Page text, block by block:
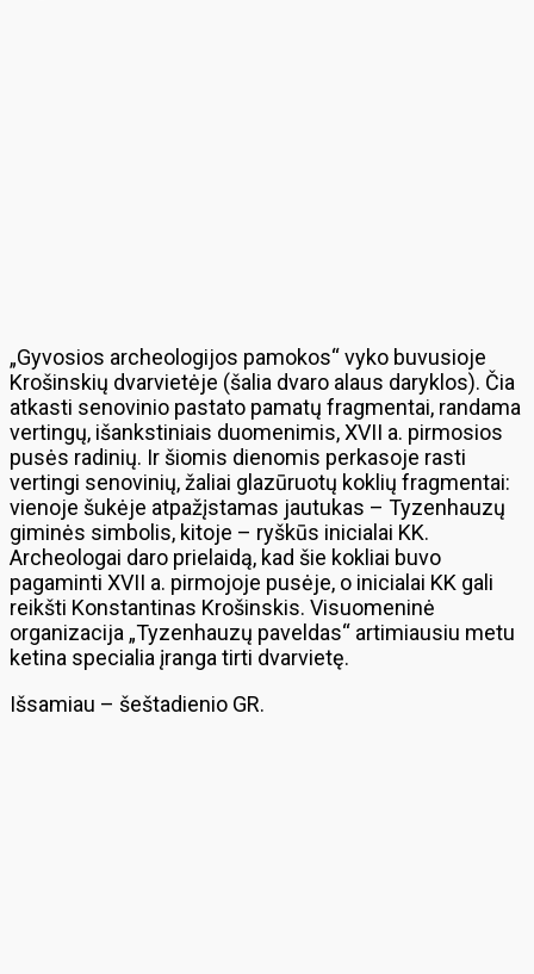
„Gyvosios archeologijos pamokos“ vyko buvusioje
Krošinskių dvarvietėje (šalia dvaro alaus daryklos). Čia
atkasti senovinio pastato pamatų fragmentai, randama
vertingų, išankstiniais duomenimis, XVII a. pirmosios
pusės radinių. Ir šiomis dienomis perkasoje rasti
vertingi senovinių, žaliai glazūruotų koklių fragmentai:
vienoje šukėje atpažįstamas jautukas – Tyzenhauzų
giminės simbolis, kitoje – ryškūs inicialai KK.
Archeologai daro prielaidą, kad šie kokliai buvo
pagaminti XVII a. pirmojoje pusėje, o inicialai KK gali
reikšti Konstantinas Krošinskis. Visuomeninė
organizacija „Tyzenhauzų paveldas“ artimiausiu metu
ketina specialia įranga tirti dvarvietę.
Išsamiau – šeštadienio GR.